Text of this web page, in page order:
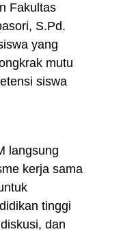
Fakultas
S.Pd.
yang
mutu
siswa
langsung
kerja sama
tinggi
dan